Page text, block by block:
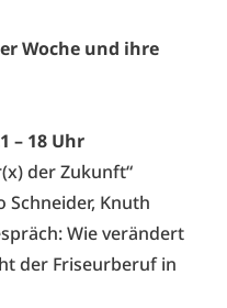
Woche und ihre
– 18 Uhr
der Zukunft“
Schneider, Knuth
Wie verändert
der Friseurberuf in